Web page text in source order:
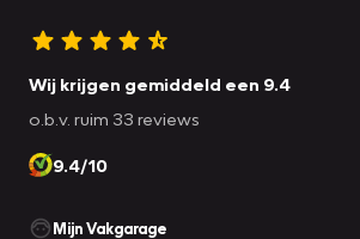
Wij krijgen gemiddeld een 9.4
o.b.v. ruim 33 reviews
9.4/10
Mijn Vakgarage